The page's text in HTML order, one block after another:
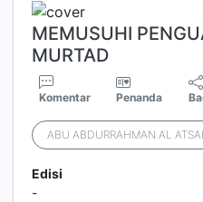
MEMUSUHI
MURTAD
Komentar Penanda
ABU ABDURRAHMAN AL
Edisi
-